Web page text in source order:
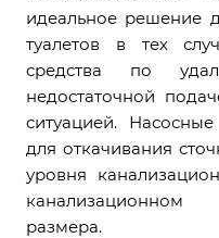
идеальное решение
туалетов в тех
средства по
недостаточной
ситуацией.
для откачивания
уровня
размера.